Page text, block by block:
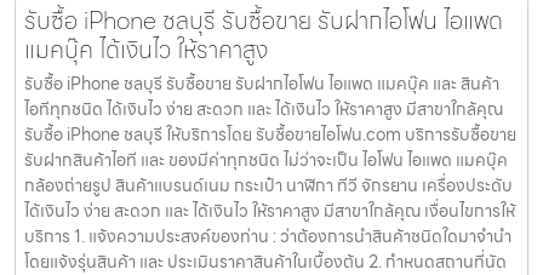
รับซื้อ iPhone ชลบุรี รับซื้อขาย รับฝากไอโฟน ไอแพด
แมคบุ๊ค ได้เงินไว ให้ราคาสูง
รับซื้อ iPhone ชลบุรี รับซื้อขาย รับฝากไอโฟน ไอแพด แมคบุ๊ค และ สินค้า
ไอทีทุกชนิด ได้เงินไว ง่าย สะดวก และ ได้เงินไว ให้ราคาสูง มีสาขาใกล้คุณ
รับซื้อ iPhone ชลบุรี ให้บริการโดย รับซื้อขายไอโฟน.com บริการรับซื้อขาย
รับฝากสินค้าไอที และ ของมีค่าทุกชนิด ไม่ว่าจะเป็น ไอโฟน ไอแพด แมคบุ๊ค
กล้องถ่ายรูป สินค้าแบรนด์เนม กระเป๋า นาฬิกา ทีวี จักรยาน เครื่องประดับ
ได้เงินไว ง่าย สะดวก และ ได้เงินไว ให้ราคาสูง มีสาขาใกล้คุณ เงื่อนไขการให้
บริการ 1. แจ้งความประสงค์ของท่าน : ว่าต้องการนำสินค้าชนิดใดมาจำนำ
โดยแจ้งรุ่นสินค้า และ ประเมินราคาสินค้าในเบื้องต้น 2. กำหนดสถานที่นัด